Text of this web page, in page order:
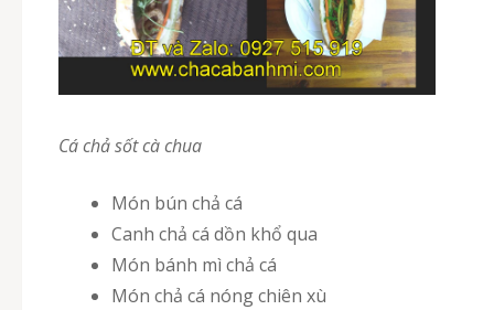
Cá chả sốt cà chua
Món bún chả cá
Canh chả cá dồn khổ qua
Món bánh mì chả cá
Món chả cá nóng chiên xù